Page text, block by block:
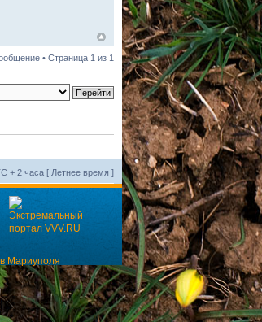
• Страница 1 из 1
+ 2 часа [ Летнее время ]